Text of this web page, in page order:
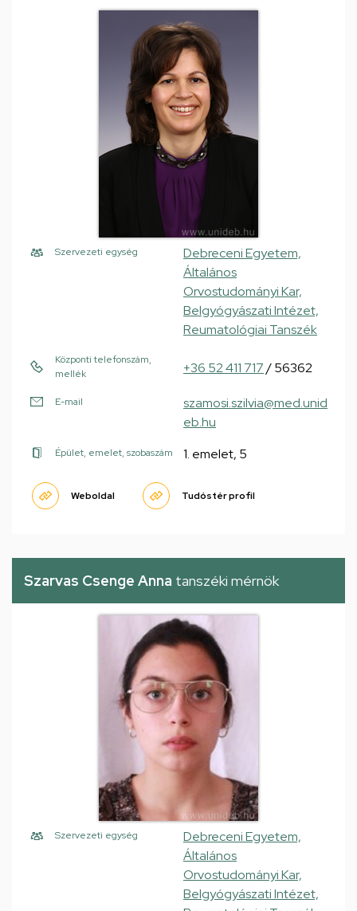
Szervezeti egység
Debreceni Egyetem,
Általános
Orvostudományi Kar,
Belgyógyászati Intézet,
Reumatológiai Tanszék
Központi telefonszám,
mellék
+36 52 411 717/ 56362
E-mail
szamosi.szilvia@med.unid
eb.hu
Épület, emelet, szobaszám 1. emelet, 5
Weboldal Tudóstér profil
Szarvas Csenge Anna tanszéki mérnök
Szervezeti egység
Debreceni Egyetem,
Általános
Orvostudományi Kar,
Belgyógyászati Intézet,